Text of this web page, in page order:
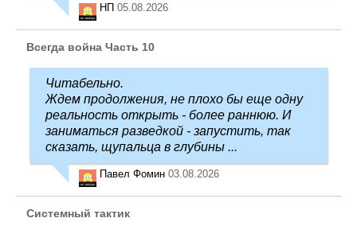
НП 05.08.2026
Всегда война Часть 10
Читабельно.
Ждем продолжения, не плохо бы еще одну
реальность открыть - более раннюю. И
заниматься разведкой - запустить, так
сказать, щупальца в глубины ...
Павел Фомин 03.08.2026
Системный тактик